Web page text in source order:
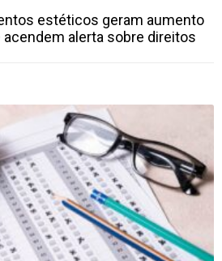
estéticos geram aumento
alerta sobre direitos